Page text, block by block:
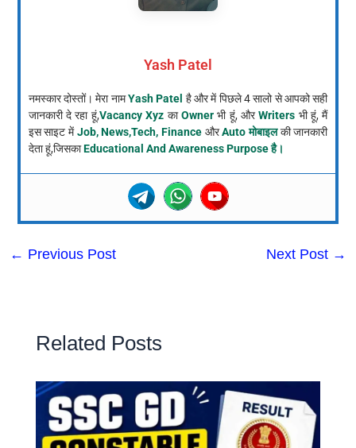
Yash Patel
नमस्कार दोस्तों। मेरा नामYash Patel है और में पिछले 4 सालो से आपको सही
जानकारी दे रहा हूं,Vacancy Xyz काOwnerभी हूं, औरWriters भी हूं, मैं
इस साइट मेंJob, News,Tech, Finance औरAuto मोबाइलकी जानकारी
देता हूं,जिसकाEducational And Awareness Purpose है।
← Previous Post Next Post →
Related Posts